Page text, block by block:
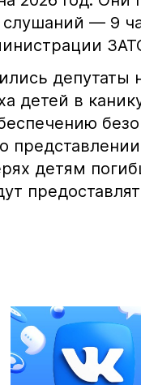
слушаний — 9
детей в
детям